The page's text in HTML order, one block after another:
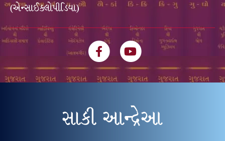
(એન્સાઈક્લોપીડિયા)
FacebookYoutube
સાકી આન્દ્રેઆ